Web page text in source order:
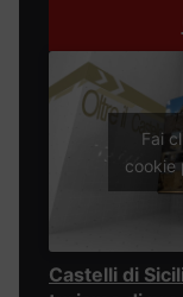
Fai
cookie
Castelli di